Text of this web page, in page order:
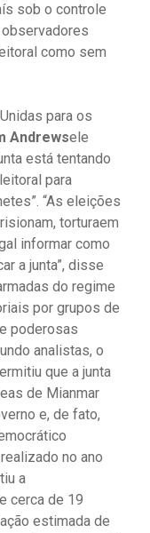
sob o controle
como sem
para os
Andrewsele
está tentando
para
“As eleições
torturaem
informar como
a junta”, disse
do regime
por grupos de
poderosas
analistas, o
que a junta
de Mianmar
e, de fato,
no ano
a
cerca de 19
estimada de